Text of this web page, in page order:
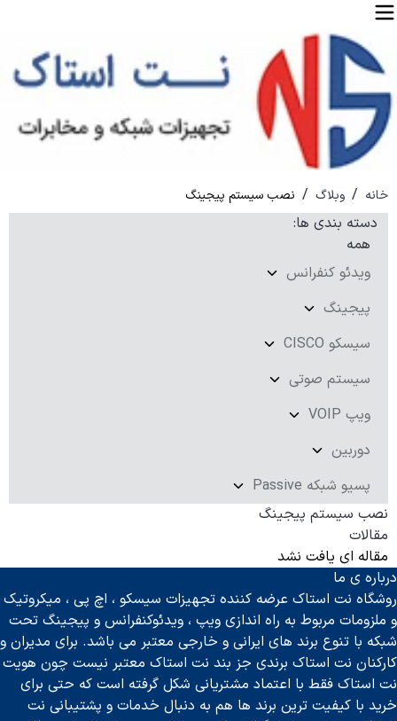
خانه / وبلاگ / نصب سیستم پیجینگ
دسته بندی ها:
همه
ویدئو کنفرانس
پیجینگ
سیسکو CISCO
سیستم صوتی
ویپ VOIP
دوربین
پسیو شبکه Passive
نصب سیستم پیجینگ
مقالات
مقاله ای یافت نشد
درباره ی ما
روشگاه نت استاک عرضه کننده تجهیزات سیسکو ، اچ پی ، میکروتیک
و ملزومات مربوط به راه اندازی ویپ ، ویدئوکنفرانس و پیجینگ تحت
شبکه با تنوع برند های ایرانی و خارجی معتبر می باشد. برای مدیران و
کارکنان نت استاک برندی جز بند نت استاک معتبر نیست چون هویت
نت استاک فقط با اعتماد مشتریانی شکل گرفته است که حتی برای
خرید با کیفیت ترین برند ها هم به دنبال خدمات و پشتیبانی نت